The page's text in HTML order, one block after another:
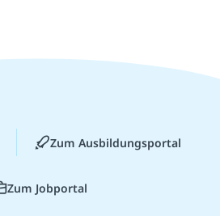
Zum Ausbildungsportal
Zum Jobportal